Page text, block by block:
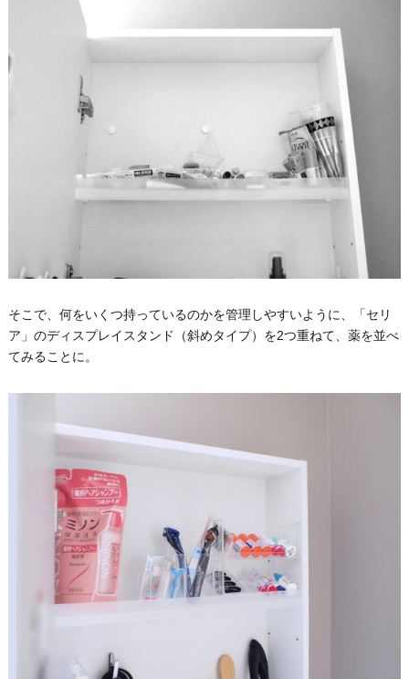
そこで、何をいくつ持っているのかを管理しやすいように、「セリ
ア」のディスプレイスタンド（斜めタイプ）を2つ重ねて、薬を並べ
てみることに。